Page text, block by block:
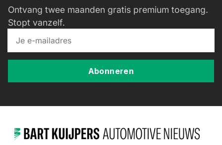
Ontvang twee maanden gratis premium toegang.
Stopt vanzelf.
Abonneren